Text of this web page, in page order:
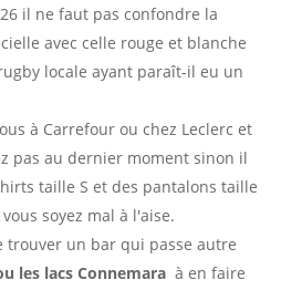
il ne faut pas confondre la
avec celle rouge et blanche
locale ayant paraît-il eu un
à Carrefour ou chez Leclerc et
pas au dernier moment sinon il
taille S et des pantalons taille
soyez mal à l'aise.
trouver un bar qui passe autre
les lacs Connemara à en faire